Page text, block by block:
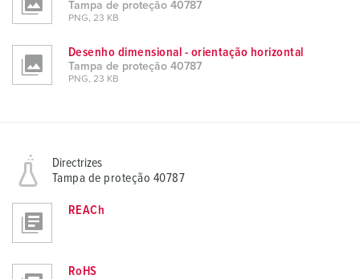
Tampa de proteção 40787
PNG, 23 KB
Desenho dimensional - orientação horizontal
Tampa de proteção 40787
PNG, 23 KB
Directrizes
Tampa de proteção 40787
REACh
RoHS